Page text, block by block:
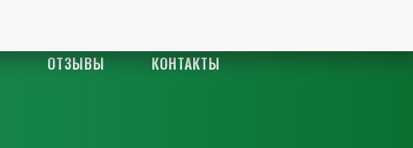
ОТЗЫВЫ КОНТАКТЫ